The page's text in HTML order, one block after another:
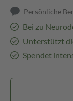
Persönliche
Bei zu
Unterstützt
Spendet